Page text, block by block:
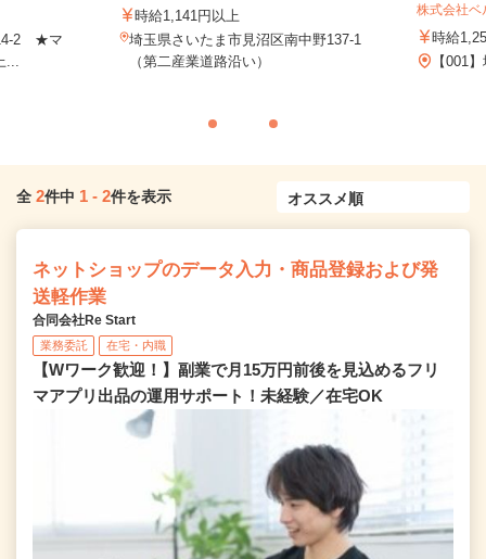
2 ★マ
時給1,141円以上
埼玉県さいたま市見沼区南中野137-1
（第二産業道路沿い）
株式会社ベ
時給
【001
全 2件中 1 - 2件を表示
ネットショップのデータ入力・商品登録および発
送軽作業
合同会社Re Start
業務委託 在宅・内職
【Wワーク歓迎！】副業で月15万円前後を見込めるフリ
マアプリ出品の運用サポート！未経験／在宅OK